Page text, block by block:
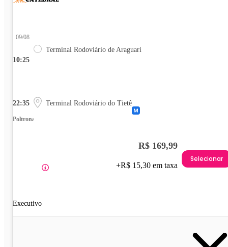
10:25
09/08
Terminal Rodoviário de Araguari
22:35 Terminal Rodoviário do Tietê
Poltrona
Executivo
R$ 169,99
+R$ 15,30 em taxa
Selecionar